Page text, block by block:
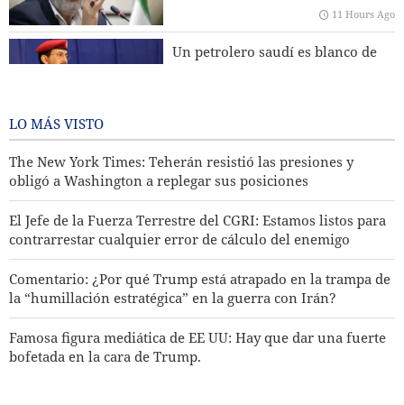
Más de 22 millones de fieles participaron en la
peregrinación de Arbaín
11 Hours Ago
Un petrolero saudí es blanco de
LO MÁS VISTO
The New York Times: Teherán resistió las presiones y
obligó a Washington a replegar sus posiciones
El Jefe de la Fuerza Terrestre del CGRI: Estamos listos para
contrarrestar cualquier error de cálculo del enemigo
Comentario: ¿Por qué Trump está atrapado en la trampa de
la “humillación estratégica” en la guerra con Irán?
Famosa figura mediática de EE UU: Hay que dar una fuerte
bofetada en la cara de Trump.